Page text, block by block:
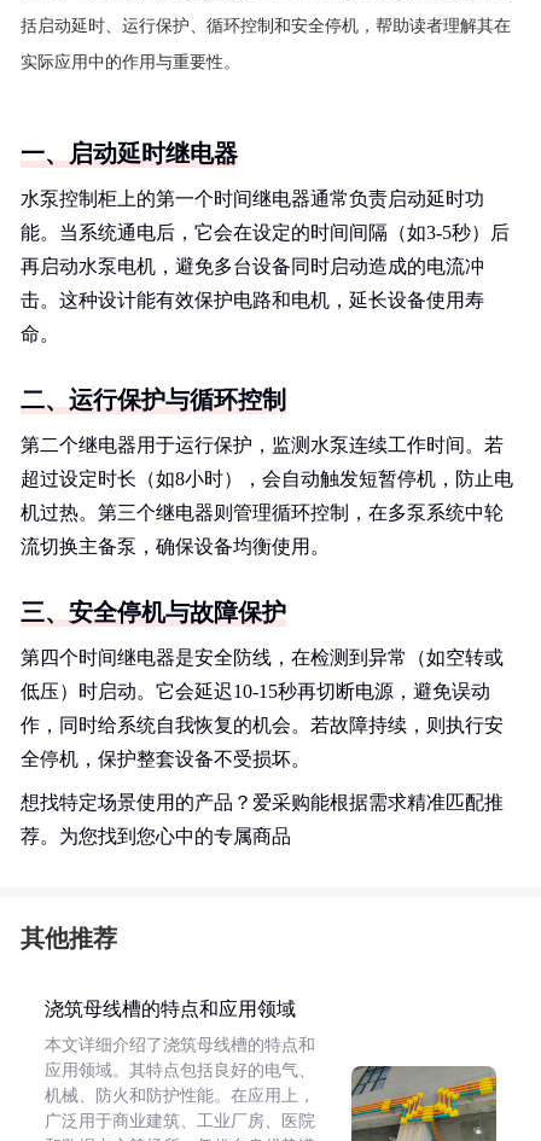
括启动延时、运行保护、循环控制和安全停机，帮助读者理解其在
实际应用中的作用与重要性。
一、启动延时继电器
水泵控制柜上的第一个时间继电器通常负责启动延时功
能。当系统通电后，它会在设定的时间间隔（如3-5秒）后
再启动水泵电机，避免多台设备同时启动造成的电流冲
击。这种设计能有效保护电路和电机，延长设备使用寿
命。
二、运行保护与循环控制
第二个继电器用于运行保护，监测水泵连续工作时间。若
超过设定时长（如8小时），会自动触发短暂停机，防止电
机过热。第三个继电器则管理循环控制，在多泵系统中轮
流切换主备泵，确保设备均衡使用。
三、安全停机与故障保护
第四个时间继电器是安全防线，在检测到异常（如空转或
低压）时启动。它会延迟10-15秒再切断电源，避免误动
作，同时给系统自我恢复的机会。若故障持续，则执行安
全停机，保护整套设备不受损坏。
想找特定场景使用的产品？爱采购能根据需求精准匹配推
荐。为您找到您心中的专属商品
其他推荐
浇筑母线槽的特点和应用领域
本文详细介绍了浇筑母线槽的特点和
应用领域。其特点包括良好的电气、
机械、防火和防护性能。在应用上，
广泛用于商业建筑、工业厂房、医院